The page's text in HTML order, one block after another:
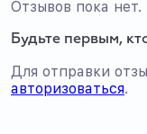
Отзывов пока нет.
Будьте первым,
Для отправки
авторизоваться.